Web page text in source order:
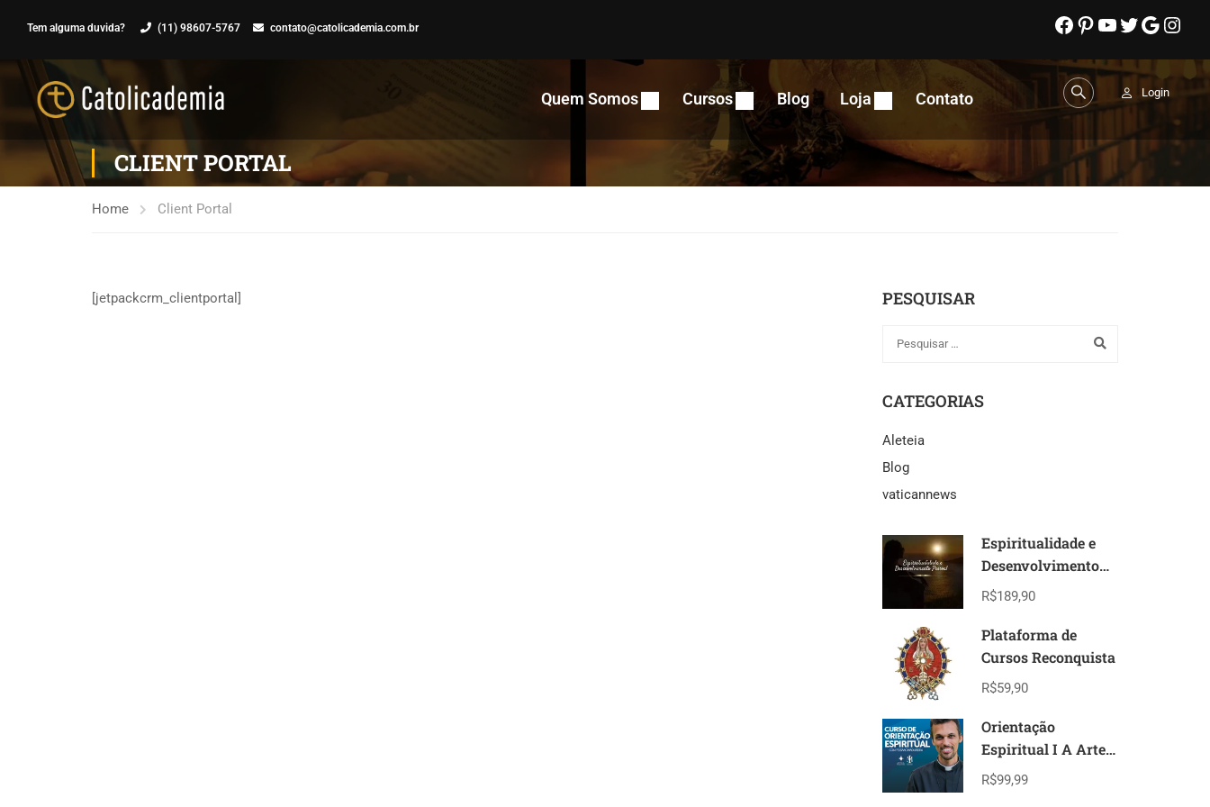
Tem alguma duvida? (11) 98607-5767 contato@catolicademia.com.br
Quem Somos Cursos Blog Loja Contato Login
CLIENT PORTAL
Home Client Portal
[jetpackcrm_clientportal] PESQUISAR
CATEGORIAS
Aleteia
Blog
vaticannews
Espiritualidade e
Desenvolvimento
Pessoal
R$189,90
Plataforma de
Cursos Reconquista
R$59,90
Orientação
Espiritual I A Arte
das Artes I Modulo
R$99,99